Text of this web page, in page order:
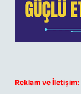
Reklam ve İletişim: